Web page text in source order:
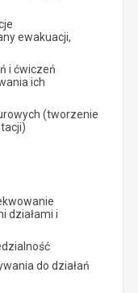
ewakuacji,
i ćwiczeń
ich
(tworzenie
działami i
do działań